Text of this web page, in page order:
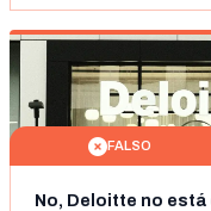
FALSO
No, Deloitte no